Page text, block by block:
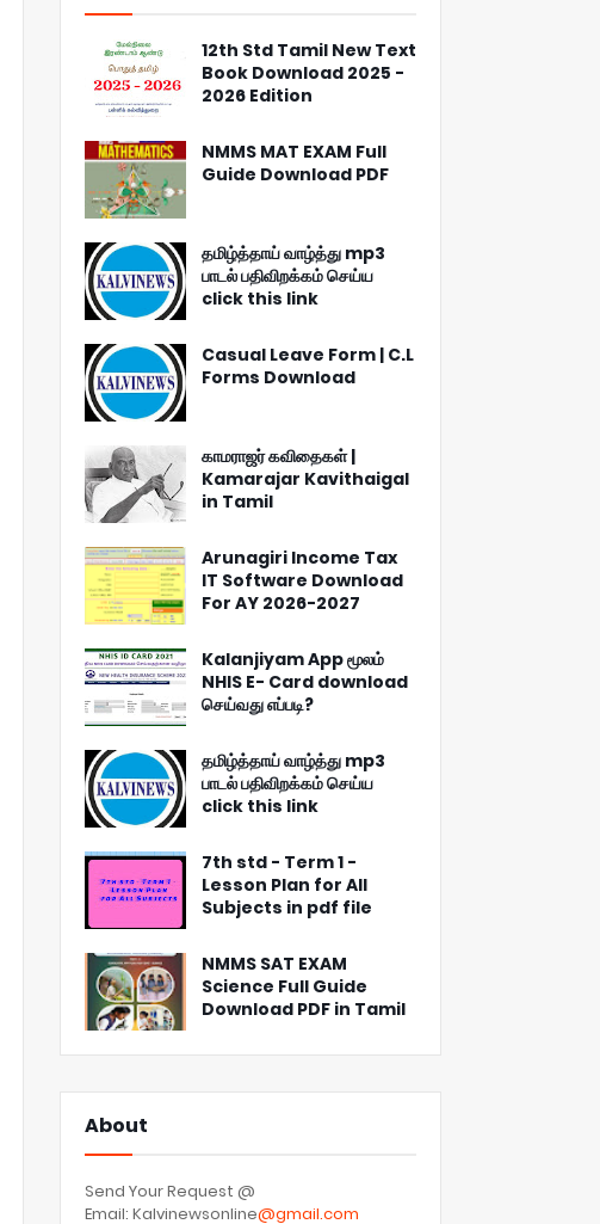
12th Std Tamil New Text
Book Download 2025 -
2026 Edition
NMMS MAT EXAM Full
Guide Download PDF
தமிழ்த்தாய் வாழ்த்து mp3
பாடல் பதிவிறக்கம் செய்ய
click this link
Casual Leave Form | C.L
Forms Download
காமராஜர் கவிதைகள் |
Kamarajar Kavithaigal
in Tamil
Arunagiri Income Tax
IT Software Download
For AY 2026-2027
Kalanjiyam App மூலம்
NHIS E- Card download
செய்வது எப்படி?
தமிழ்த்தாய் வாழ்த்து mp3
பாடல் பதிவிறக்கம் செய்ய
click this link
7th std - Term 1 -
Lesson Plan for All
Subjects in pdf file
NMMS SAT EXAM
Science Full Guide
Download PDF in Tamil
About
Send Your Request @
Email: Kalvinewsonline@gmail.com